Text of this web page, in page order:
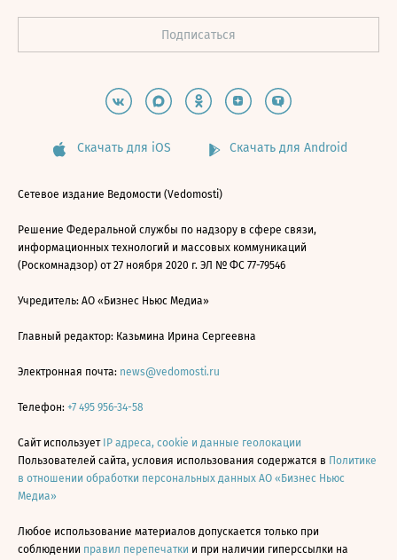
Скачать для iOS Скачать для Android
Сетевое издание Ведомости (Vedomosti)
Решение Федеральной службы по надзору в сфере связи,
информационных технологий и массовых коммуникаций
(Роскомнадзор) от 27 ноября 2020 г. ЭЛ № ФС 77-79546
Учредитель: АО «Бизнес Ньюс Медиа»
Главный редактор: Казьмина Ирина Сергеевна
Электронная почта: news@vedomosti.ru
Телефон: +7 495 956-34-58
Сайт использует IP адреса, cookie и данные геолокации
Пользователей сайта, условия использования содержатся в Политике
в отношении обработки персональных данных АО «Бизнес Ньюс
Медиа»
Любое использование материалов допускается только при
соблюдении правил перепечатки и при наличии гиперссылки на